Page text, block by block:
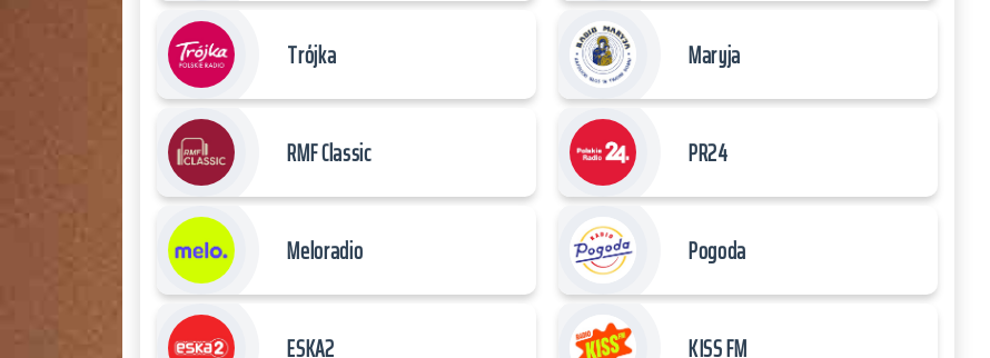
Trójka Maryja
RMF Classic PR24
Meloradio Pogoda
ESKA2 KISS FM